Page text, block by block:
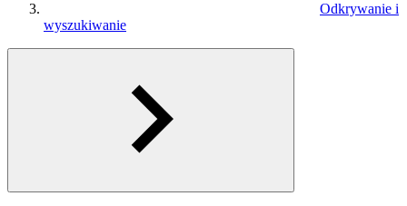
Odkrywanie i
wyszukiwanie